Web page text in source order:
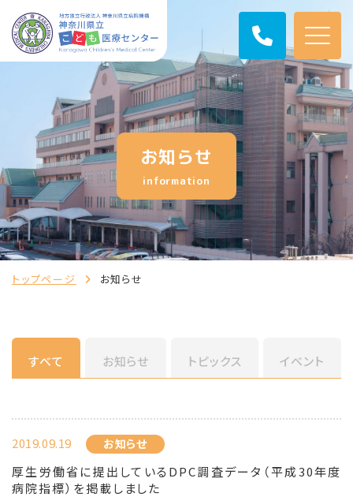
お知らせ
information
トップページ お知らせ
すべて お知らせ トピックス イベント
2019.09.19 お知らせ
厚生労働省に提出しているDPC調査データ（平成30年度
病院指標）を掲載しました